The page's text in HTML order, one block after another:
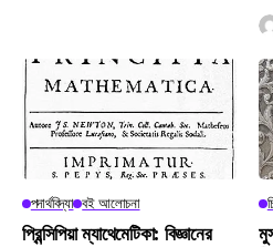
পদার্থবিদ্যা বই আলোচনা
প্রিন্সিপিয়া ম্যাথেমেটিকা: বিজ্ঞানের